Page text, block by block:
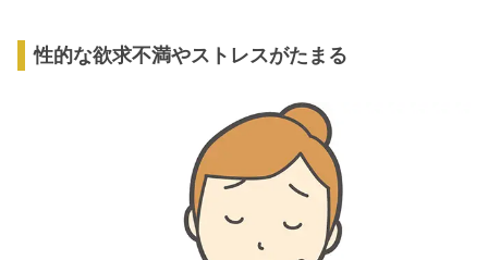
性的な欲求不満やストレスがたまる